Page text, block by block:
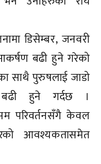
डिसेम्बर, जनवरी
आकर्षण बढी हुने गरेको
साथै पुरुषलाई जाडो
हुने गर्दछ ।
परिवर्तनसँगै केवल
आवश्यकतासमेत